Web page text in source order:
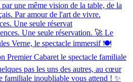
Une seule réservat